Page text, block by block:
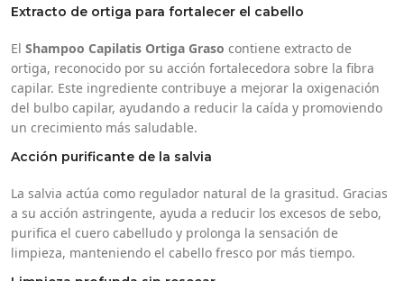
Extracto de ortiga para fortalecer el cabello
El Shampoo Capilatis Ortiga Graso contiene extracto de
ortiga, reconocido por su acción fortalecedora sobre la fibra
capilar. Este ingrediente contribuye a mejorar la oxigenación
del bulbo capilar, ayudando a reducir la caída y promoviendo
un crecimiento más saludable.
Acción purificante de la salvia
La salvia actúa como regulador natural de la grasitud. Gracias
a su acción astringente, ayuda a reducir los excesos de sebo,
purifica el cuero cabelludo y prolonga la sensación de
limpieza, manteniendo el cabello fresco por más tiempo.